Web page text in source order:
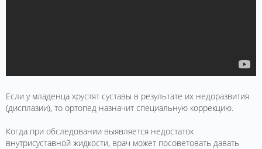
Если у младенца хрустят суставы в результате их недоразвития
(дисплазии), то ортопед назначит специальную коррекцию.
Когда при обследовании выявляется недостаток
внутрисуставной жидкости, врач может посоветовать давать